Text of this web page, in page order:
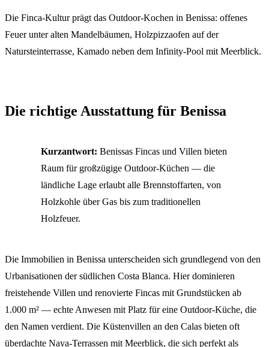
Die Finca-Kultur prägt das Outdoor-Kochen in Benissa: offenes
Feuer unter alten Mandelbäumen, Holzpizzaofen auf der
Natursteinterrasse, Kamado neben dem Infinity-Pool mit Meerblick.
Die richtige Ausstattung für Benissa
Kurzantwort: Benissas Fincas und Villen bieten
Raum für großzügige Outdoor-Küchen — die
ländliche Lage erlaubt alle Brennstoffarten, von
Holzkohle über Gas bis zum traditionellen
Holzfeuer.
Die Immobilien in Benissa unterscheiden sich grundlegend von den
Urbanisationen der südlichen Costa Blanca. Hier dominieren
freistehende Villen und renovierte Fincas mit Grundstücken ab
1.000 m² — echte Anwesen mit Platz für eine Outdoor-Küche, die
den Namen verdient. Die Küstenvillen an den Calas bieten oft
überdachte Naya-Terrassen mit Meerblick, die sich perfekt als